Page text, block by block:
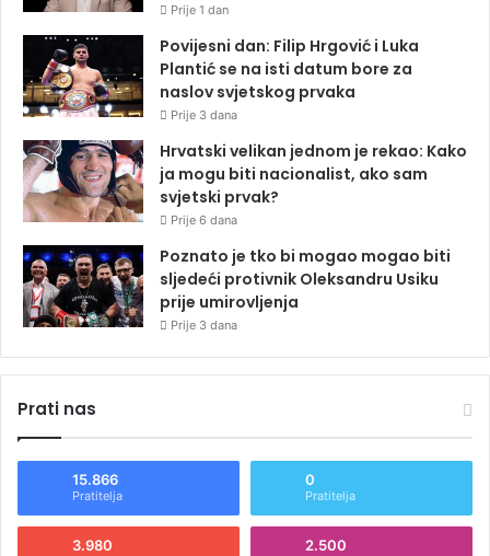
Prije 1 dan
Povijesni dan: Filip Hrgović i Luka
Plantić se na isti datum bore za
naslov svjetskog prvaka
Prije 3 dana
Hrvatski velikan jednom je rekao: Kako
ja mogu biti nacionalist, ako sam
svjetski prvak?
Prije 6 dana
Poznato je tko bi mogao mogao biti
sljedeći protivnik Oleksandru Usiku
prije umirovljenja
Prije 3 dana
Prati nas
15.866
Pratitelja
0
Pratitelja
3.980 2.500